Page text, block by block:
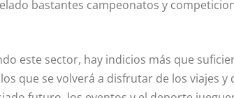
bastantes campeonatos y
este sector, hay indicios más que
que se volverá a disfrutar de los viajes y